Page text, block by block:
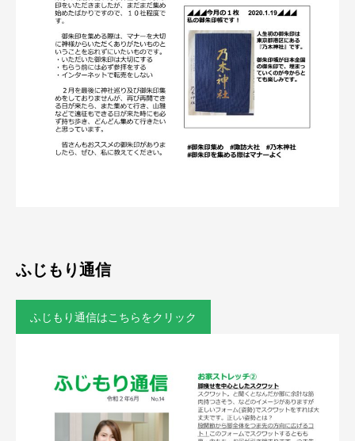
ふじもり通信
ふじもり通信はこちらをクリック